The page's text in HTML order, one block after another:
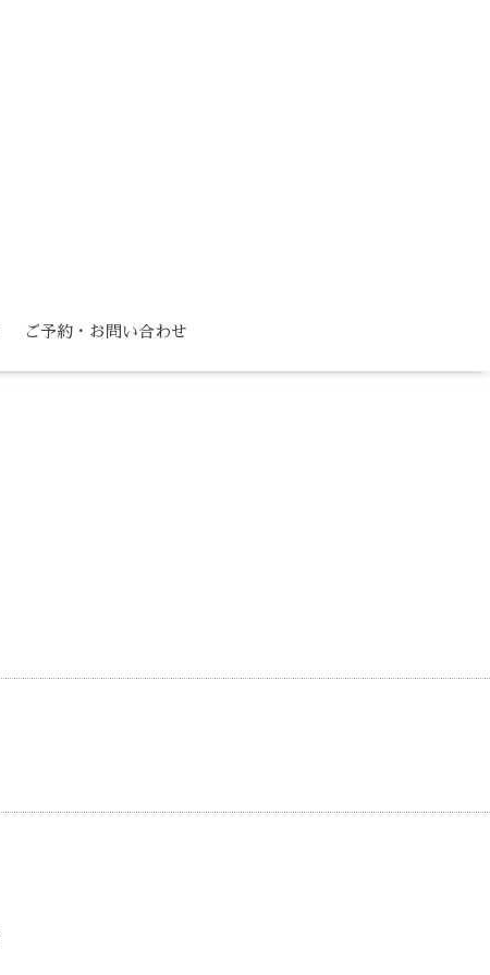
ご予約・お問い合わせ